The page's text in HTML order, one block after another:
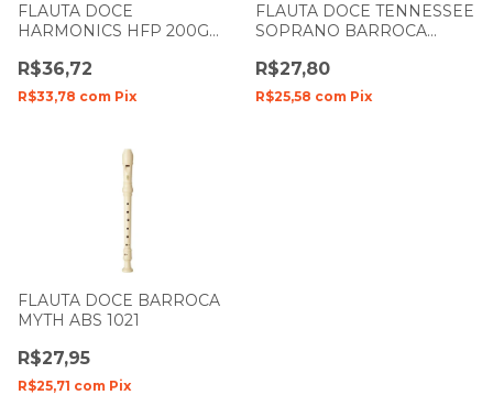
FLAUTA DOCE
HARMONICS HFP 200G
EM C (DÓ)
R$36,72
R$33,78 com Pix
FLAUTA DOCE TENNESSEE
SOPRANO BARROCA
R$27,80
R$25,58 com Pix
FLAUTA DOCE BARROCA
MYTH ABS 1021
R$27,95
R$25,71 com Pix